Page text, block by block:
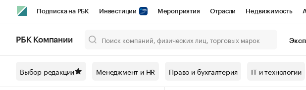
Подписка на РБК Инвестиции Мероприятия Отрасли Недвижимость
Спецпроекты СПб Конференции СПб Спецпроекты Проверка контрагентов
РБК Компании
Выбор редакции Менеджмент и HR Право и бухгалтерия IT и технологии